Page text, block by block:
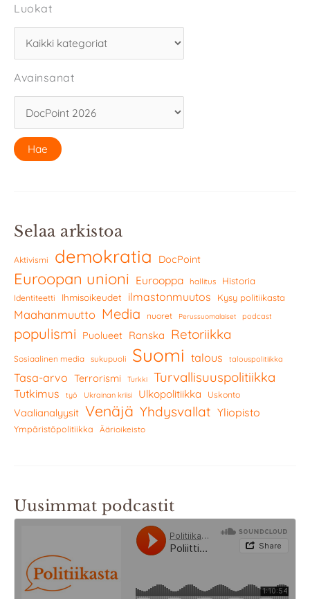
Luokat
Avainsanat
Selaa arkistoa
Aktivismi demokratia DocPoint
Euroopan unioni Eurooppa hallitus Historia
Identiteetti Ihmisoikeudet ilmastonmuutos Kysy politiikasta
Maahanmuutto Media nuoret Perussuomalaiset podcast
populismi Puolueet Ranska Retoriikka
Sosiaalinen media sukupuoli Suomi talous talouspolitiikka
Tasa-arvo Terrorismi Turkki Turvallisuuspolitiikka
Tutkimus työ Ukrainan kriisi Ulkopolitiikka Uskonto
Vaalianalyysit Venäjä Yhdysvallat Yliopisto
Ympäristöpolitiikka Äärioikeisto
Uusimmat podcastit